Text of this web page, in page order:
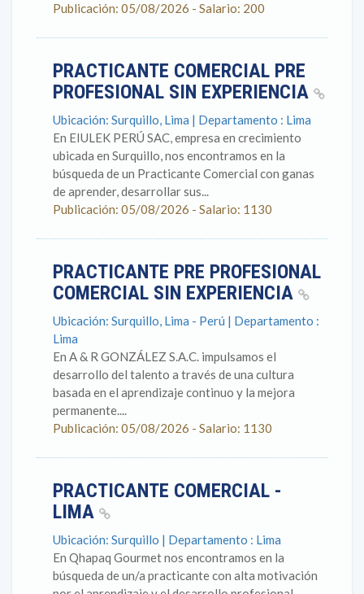
Publicación: 05/08/2026 - Salario: 200
PRACTICANTE COMERCIAL PRE
PROFESIONAL SIN EXPERIENCIA
Ubicación: Surquillo, Lima | Departamento : Lima
En EIULEK PERÚ SAC, empresa en crecimiento
ubicada en Surquillo, nos encontramos en la
búsqueda de un Practicante Comercial con ganas
de aprender, desarrollar sus...
Publicación: 05/08/2026 - Salario: 1130
PRACTICANTE PRE PROFESIONAL
COMERCIAL SIN EXPERIENCIA
Ubicación: Surquillo, Lima - Perú | Departamento :
Lima
En A & R GONZÁLEZ S.A.C. impulsamos el
desarrollo del talento a través de una cultura
basada en el aprendizaje continuo y la mejora
permanente....
Publicación: 05/08/2026 - Salario: 1130
PRACTICANTE COMERCIAL -
LIMA
Ubicación: Surquillo | Departamento : Lima
En Qhapaq Gourmet nos encontramos en la
búsqueda de un/a practicante con alta motivación